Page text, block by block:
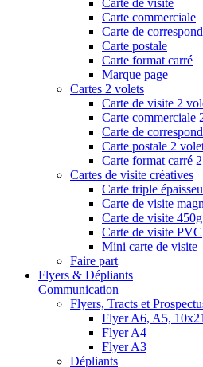
Carte de visite
Carte commerciale
Carte de
Carte postale
Carte format carré
Marque page
Cartes 2 volets
Carte de visite 2
Carte commerciale
Carte de
Carte postale 2
Carte format carré
Cartes de visite créatives
Carte triple
Carte de visite
Carte de visite 450g
Carte de visite PVC
Mini carte de visite
Faire part
Flyers & Dépliants
Communication
Flyers, Tracts et
Flyer A6, A5,
Flyer A4
Flyer A3
Dépliants